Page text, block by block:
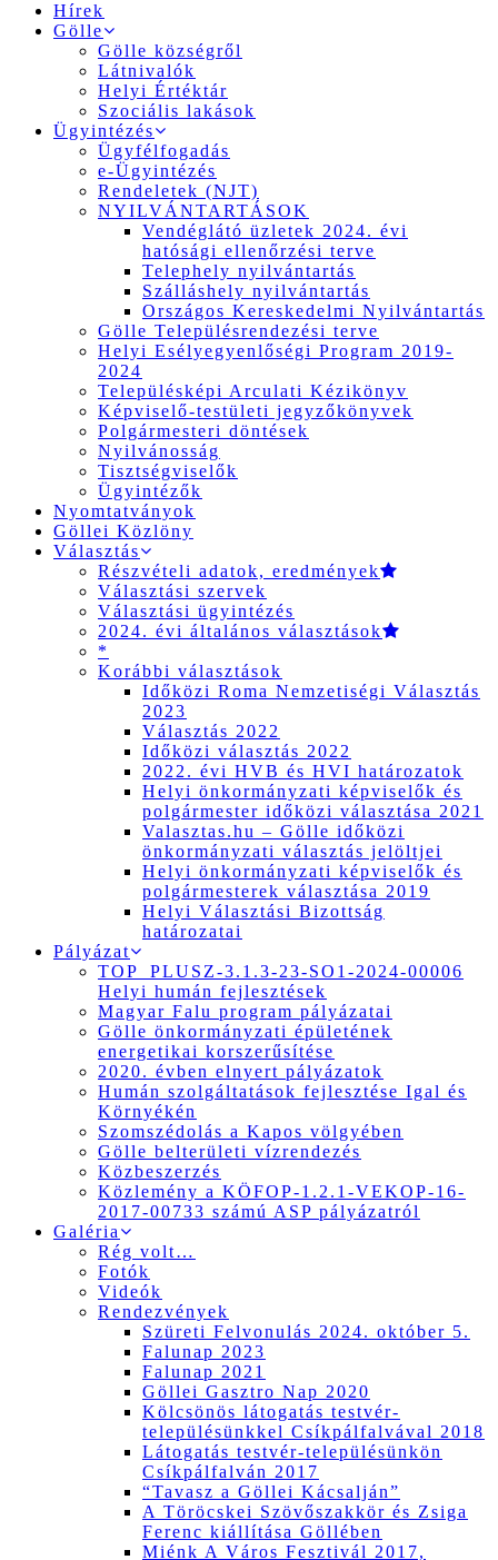
Hírek
Gölle
Gölle községről
Látnivalók
Helyi Értéktár
Szociális lakások
Ügyintézés
Ügyfélfogadás
e-Ügyintézés
Rendeletek (NJT)
NYILVÁNTARTÁSOK
Vendéglátó üzletek 2024. évi
hatósági ellenőrzési terve
Telephely nyilvántartás
Szálláshely nyilvántartás
Országos Kereskedelmi Nyilvántartás
Gölle Településrendezési terve
Helyi Esélyegyenlőségi Program 2019-
2024
Településképi Arculati Kézikönyv
Képviselő-testületi jegyzőkönyvek
Polgármesteri döntések
Nyilvánosság
Tisztségviselők
Ügyintézők
Nyomtatványok
Göllei Közlöny
Választás
Részvételi adatok, eredmények
Választási szervek
Választási ügyintézés
2024. évi általános választások
*
Korábbi választások
Időközi Roma Nemzetiségi Választás
2023
Választás 2022
Időközi választás 2022
2022. évi HVB és HVI határozatok
Helyi önkormányzati képviselők és
polgármester időközi választása 2021
Valasztas.hu – Gölle időközi
önkormányzati választás jelöltjei
Helyi önkormányzati képviselők és
polgármesterek választása 2019
Helyi Választási Bizottság
határozatai
Pályázat
TOP_PLUSZ-3.1.3-23-SO1-2024-00006
Helyi humán fejlesztések
Magyar Falu program pályázatai
Gölle önkormányzati épületének
energetikai korszerűsítése
2020. évben elnyert pályázatok
Humán szolgáltatások fejlesztése Igal és
Környékén
Szomszédolás a Kapos völgyében
Gölle belterületi vízrendezés
Közbeszerzés
Közlemény a KÖFOP-1.2.1-VEKOP-16-
2017-00733 számú ASP pályázatról
Galéria
Rég volt…
Fotók
Videók
Rendezvények
Szüreti Felvonulás 2024. október 5.
Falunap 2023
Falunap 2021
Göllei Gasztro Nap 2020
Kölcsönös látogatás testvér-
településünkkel Csíkpálfalvával 2018
Látogatás testvér-településünkön
Csíkpálfalván 2017
“Tavasz a Göllei Kácsalján”
A Töröcskei Szövőszakkör és Zsiga
Ferenc kiállítása Göllében
Miénk A Város Fesztivál 2017,